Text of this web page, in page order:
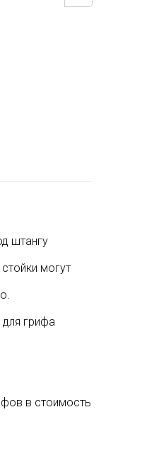
штангу
могут
грифа
в стоимость